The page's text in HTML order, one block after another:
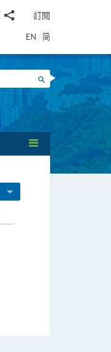
郵WhatsApp
微
信
面
書Twitter
LinkedIn
微
訂閱
EN 简
搜尋